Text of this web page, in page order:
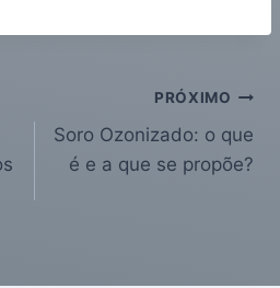
PRÓXIMO
Soro Ozonizado: o que
é e a que se propõe?